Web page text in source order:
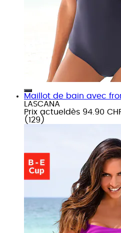
Maillot de bain avec
LASCANA
Prix actuel dès 94.90
( 129 )